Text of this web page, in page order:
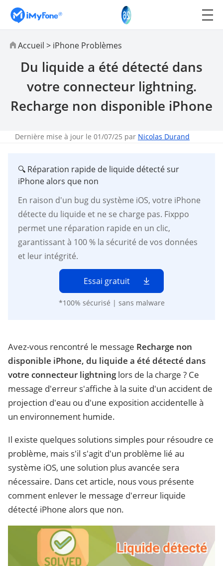
Accueil > iPhone Problèmes
Du liquide a été détecté dans
votre connecteur lightning.
Recharge non disponible iPhone
Dernière mise à jour le 01/07/25 par Nicolas Durand
🔍 Réparation rapide de liquide détecté sur
iPhone alors que non
En raison d'un bug du système iOS, votre iPhone
détecte du liquide et ne se charge pas. Fixppo
permet une réparation rapide en un clic,
garantissant à 100 % la sécurité de vos données
et leur intégrité.
Essai gratuit
*100% sécurisé | sans malware
Avez-vous rencontré le message Recharge non
disponible iPhone, du liquide a été détecté dans
votre connecteur lightninglors de la charge ? Ce
message d'erreur s'affiche à la suite d'un accident de
projection d'eau ou d'une exposition accidentelle à
un environnement humide.
Il existe quelques solutions simples pour résoudre ce
problème, mais s'il s'agit d'un problème lié au
système iOS, une solution plus avancée sera
nécessaire. Dans cet article, nous vous présente
comment enlever le message d'erreur liquide
détecté iPhone alors que non.